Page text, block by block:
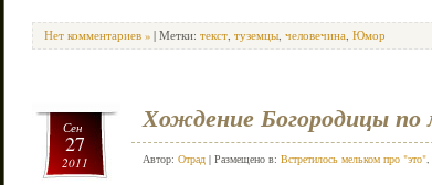
Нет комментариев » | Метки: текст, туземцы, человечина, Юмор
Сен
27
2011
Хождение Богородицы по
Автор: Отрад | Размещено в: Встретилось мельком про "это",